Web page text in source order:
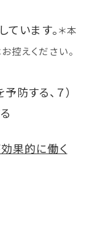
います。＊本
控えください。
防する、７）
果的に働く